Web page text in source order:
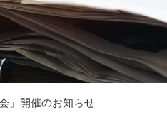
」開催のお知らせ